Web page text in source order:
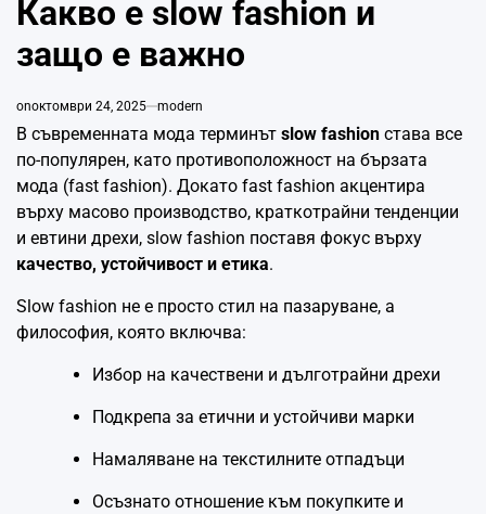
Какво е slow fashion и
защо е важно
onоктомври 24, 2025 modern
В съвременната мода терминът slow fashion става все
по-популярен, като противоположност на бързата
мода (fast fashion). Докато fast fashion акцентира
върху масово производство, краткотрайни тенденции
и евтини дрехи, slow fashion поставя фокус върху
качество, устойчивост и етика.
Slow fashion не е просто стил на пазаруване, а
философия, която включва:
Избор на качествени и дълготрайни дрехи
Подкрепа за етични и устойчиви марки
Намаляване на текстилните отпадъци
Осъзнато отношение към покупките и